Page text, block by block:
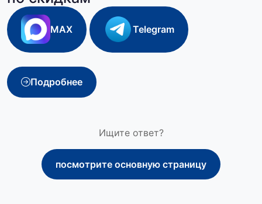
MAX Telegram
Подробнее
Ищите ответ?
посмотрите основную страницу